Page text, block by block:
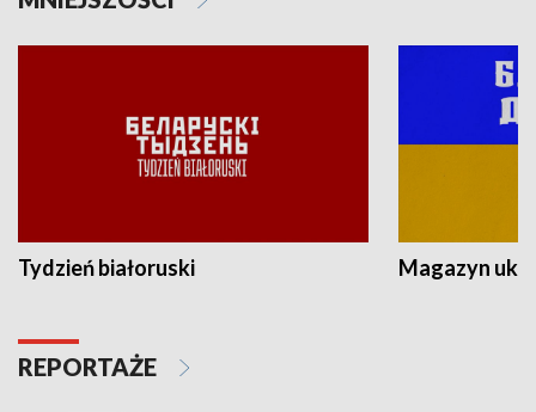
Tydzień białoruski Magazyn
REPORTAŻE